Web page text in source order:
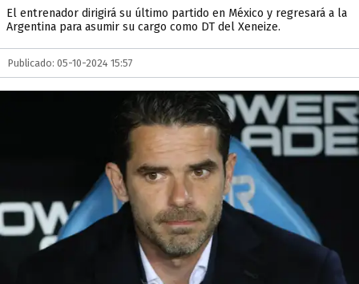
El entrenador dirigirá su último partido en México y regresará a la
Argentina para asumir su cargo como DT del Xeneize.
Publicado: 05-10-2024 15:57